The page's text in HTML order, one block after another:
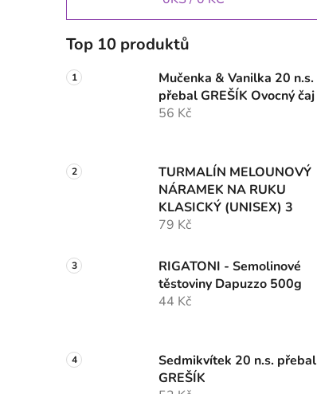
Top 10 produktů
Mučenka & Vanilka 20 n.s.
přebal GREŠÍK Ovocný čaj
56 Kč
TURMALÍN MELOUNOVÝ
NÁRAMEK NA RUKU
KLASICKÝ (UNISEX) 3
79 Kč
RIGATONI - Semolinové
těstoviny Dapuzzo 500g
44 Kč
Sedmikvítek 20 n.s. přebal
GREŠÍK